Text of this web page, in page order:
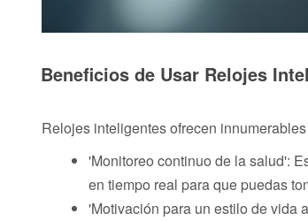
Beneficios de Usar Relojes
Relojes inteligentes ofrecen
'Monitoreo continuo de la salud':
en tiempo real para que puedas
'Motivación para un estilo de vida